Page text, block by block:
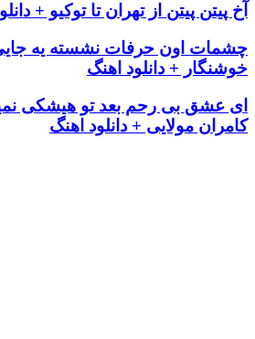
آخ پیتن پیتن از تهران تا توکیو +
چشمات اون حرفات نشسته یه جایی
خوشنگار + دانلود اهنگ
ای عشق بی رحم بعد تو هیشکی
کامران مولایی + دانلود اهنگ